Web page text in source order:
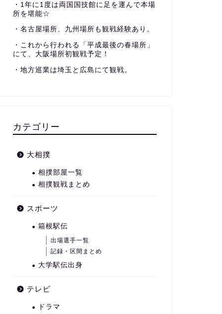
・1年に1度は両国国技館に足を運んで本場
所を堪能☆
・名古屋場所、九州場所も観戦経験あり。
・これから行われる「平成最後の春場所」
にて、大阪場所初観戦予定！
・地方巡業は埼玉と広島にて観戦。
カテゴリー
大相撲
相撲部屋一覧
相撲観戦まとめ
スポーツ
箱根駅伝
出場選手一覧
記録・区間まとめ
大学駅伝出身
テレビ
ドラマ